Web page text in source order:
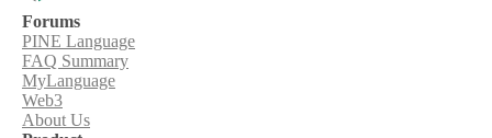
Forums
PINE Language
FAQ Summary
MyLanguage
Web3
About Us